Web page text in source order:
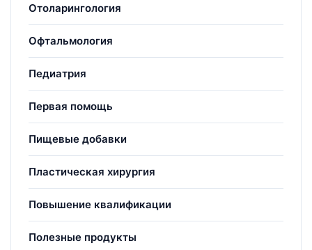
Отоларингология
Офтальмология
Педиатрия
Первая помощь
Пищевые добавки
Пластическая хирургия
Повышение квалификации
Полезные продукты